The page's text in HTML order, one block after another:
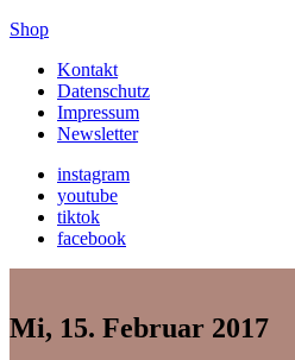
Shop
Kontakt
Datenschutz
Impressum
Newsletter
instagram
youtube
tiktok
facebook
Mi, 15. Februar 2017